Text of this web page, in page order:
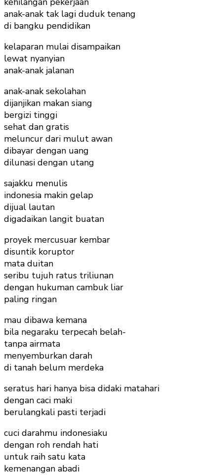
anak-anak tak lagi duduk tenang
di bangku pendidikan
kelaparan mulai disampaikan
lewat nyanyian
anak-anak jalanan
anak-anak sekolahan
dijanjikan makan siang
bergizi tinggi
sehat dan gratis
meluncur dari mulut awan
dibayar dengan uang
dilunasi dengan utang
sajakku menulis
indonesia makin gelap
dijual lautan
digadaikan langit buatan
proyek mercusuar kembar
disuntik koruptor
mata duitan
seribu tujuh ratus triliunan
dengan hukuman cambuk liar
paling ringan
mau dibawa kemana
bila negaraku terpecah belah-
tanpa airmata
menyemburkan darah
di tanah belum merdeka
seratus hari hanya bisa didaki matahari
dengan caci maki
berulangkali pasti terjadi
cuci darahmu indonesiaku
dengan roh rendah hati
untuk raih satu kata
kemenangan abadi